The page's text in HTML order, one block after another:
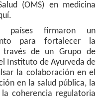
(OMS) en medicina
países firmaron un
para fortalecer la
través de un Grupo de
Instituto de Ayurveda de
la colaboración en el
en la salud pública, la
coherencia regulatoria